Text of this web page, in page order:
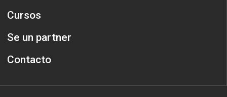
Cursos
Se un partner
Contacto